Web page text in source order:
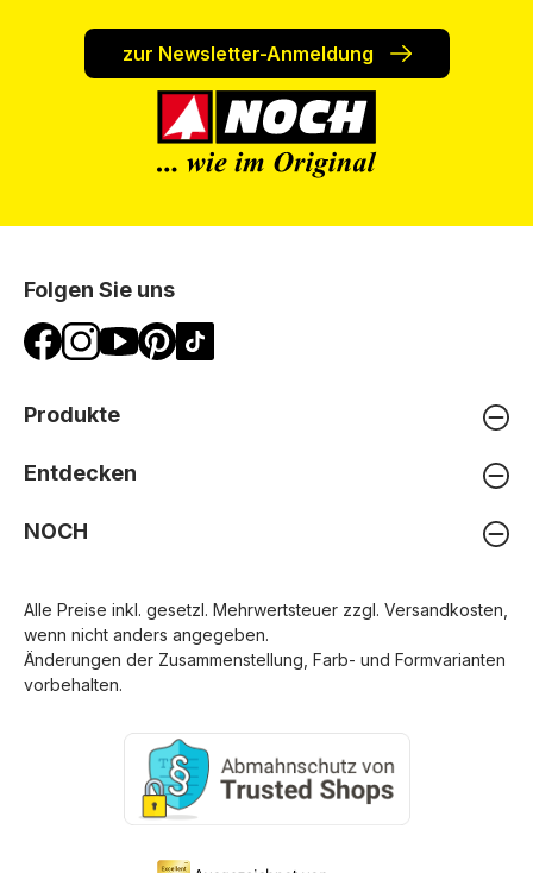
zur Newsletter-Anmeldung
Folgen Sie uns
Produkte
Entdecken
NOCH
Alle Preise inkl. gesetzl. Mehrwertsteuer zzgl. Versandkosten
wenn nicht anders angegeben.
Änderungen der Zusammenstellung, Farb- und Formvarianten
vorbehalten.